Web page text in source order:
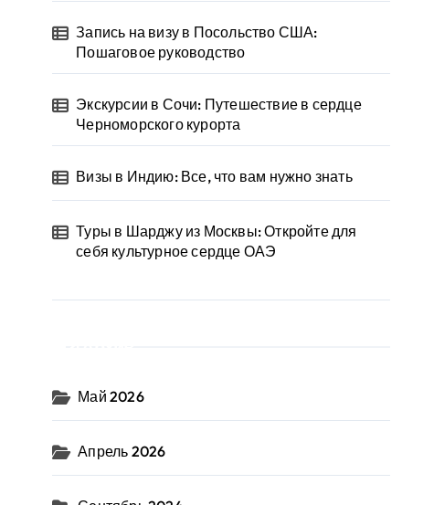
Запись на визу в Посольство США:
Пошаговое руководство
Экскурсии в Сочи: Путешествие в сердце
Черноморского курорта
Визы в Индию: Все, что вам нужно знать
Туры в Шарджу из Москвы: Откройте для
себя культурное сердце ОАЭ
Май 2026
Апрель 2026